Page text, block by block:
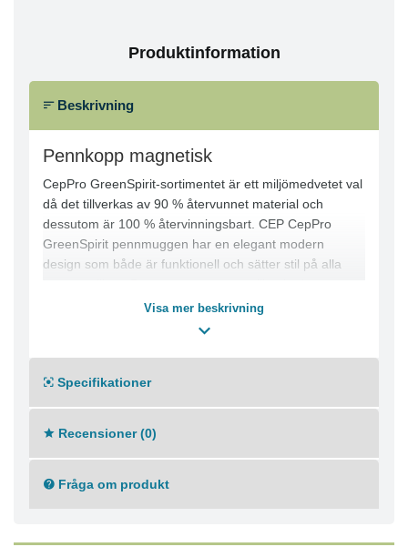
Produktinformation
Beskrivning
Pennkopp magnetisk
CepPro GreenSpirit-sortimentet är ett miljömedvetet val
då det tillverkas av 90 % återvunnet material och
dessutom är 100 % återvinningsbart. CEP CepPro
GreenSpirit pennmuggen har en elegant modern
design som både är funktionell och sätter stil på alla
stöttålig polystyren och är en snygg och praktisk lösning
för whiteboardförvaring. Den rymmer upp till 10
GreenSpirit-sortiment för ett snyggt och enhetligt
utseende.
- Ingår i CEP:s eleganta, moderna CepPro GreenSpirit-
sortiment
- Tillverkad av 100 % återvinningsbar och stöttålig
- Kapacitet: 10 whiteboardpennor
Visa mer beskrivning
Specifikationer
Recensioner (0)
Fråga om produkt